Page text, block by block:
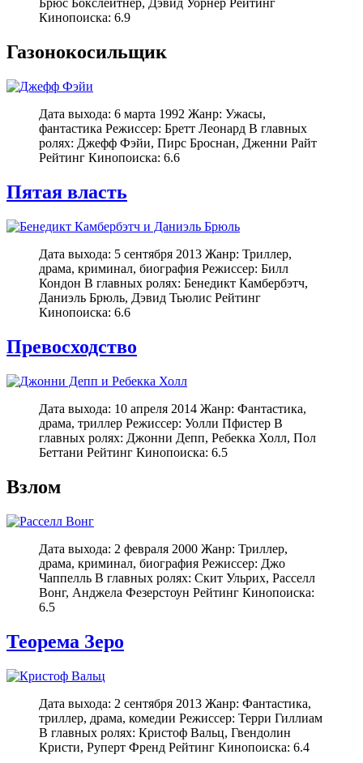
Брюс Бокслейтнер, Дэвид Уорнер Рейтинг
Кинопоиска: 6.9
Газонокосильщик
Дата выхода: 6 марта 1992 Жанр: Ужасы,
фантастика Режиссер: Бретт Леонард В главных
ролях: Джефф Фэйи, Пирс Броснан, Дженни Райт
Рейтинг Кинопоиска: 6.6
Пятая власть
Дата выхода: 5 сентября 2013 Жанр: Триллер,
драма, криминал, биография Режиссер: Билл
Кондон В главных ролях: Бенедикт Камбербэтч,
Даниэль Брюль, Дэвид Тьюлис Рейтинг
Кинопоиска: 6.6
Превосходство
Дата выхода: 10 апреля 2014 Жанр: Фантастика,
драма, триллер Режиссер: Уолли Пфистер В
главных ролях: Джонни Депп, Ребекка Холл, Пол
Беттани Рейтинг Кинопоиска: 6.5
Взлом
Дата выхода: 2 февраля 2000 Жанр: Триллер,
драма, криминал, биография Режиссер: Джо
Чаппелль В главных ролях: Скит Ульрих, Расселл
Вонг, Анджела Фезерстоун Рейтинг Кинопоиска:
6.5
Теорема Зеро
Дата выхода: 2 сентября 2013 Жанр: Фантастика,
триллер, драма, комедии Режиссер: Терри Гиллиам
В главных ролях: Кристоф Вальц, Гвендолин
Кристи, Руперт Френд Рейтинг Кинопоиска: 6.4